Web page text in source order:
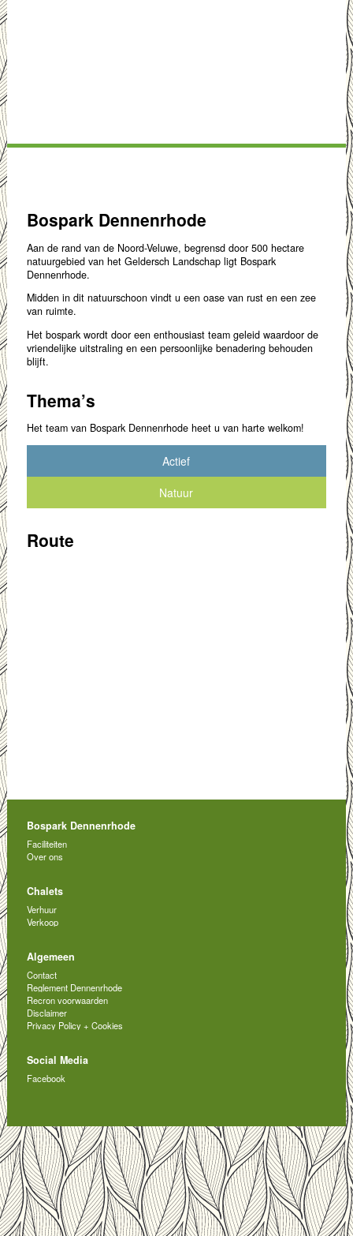
Bospark Dennenrhode
Aan de rand van de Noord-Veluwe, begrensd door 500 hectare
natuurgebied van het Geldersch Landschap ligt Bospark
Dennenrhode.
Midden in dit natuurschoon vindt u een oase van rust en een zee
van ruimte.
Het bospark wordt door een enthousiast team geleid waardoor de
vriendelijke uitstraling en een persoonlijke benadering behouden
blijft.
Thema’s
Het team van Bospark Dennenrhode heet u van harte welkom!
Actief
Natuur
Route
Bospark Dennenrhode
Faciliteiten
Over ons
Chalets
Verhuur
Verkoop
Algemeen
Contact
Reglement Dennenrhode
Recron voorwaarden
Disclaimer
Privacy Policy + Cookies
Social Media
Facebook